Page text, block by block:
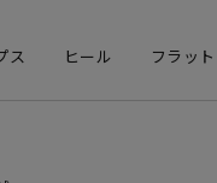
ス ヒール フラット